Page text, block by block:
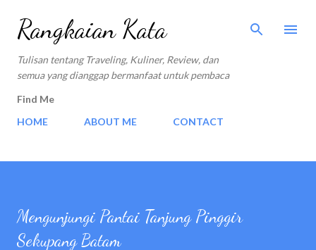
Langsung ke konten utama
Rangkaian Kata
Tulisan tentang Traveling, Kuliner, Review, dan
semua yang dianggap bermanfaat untuk pembaca
Find Me
HOME
ABOUT ME CONTACT
Mengunjungi Pantai Tanjung Pinggir
Sekupang Batam